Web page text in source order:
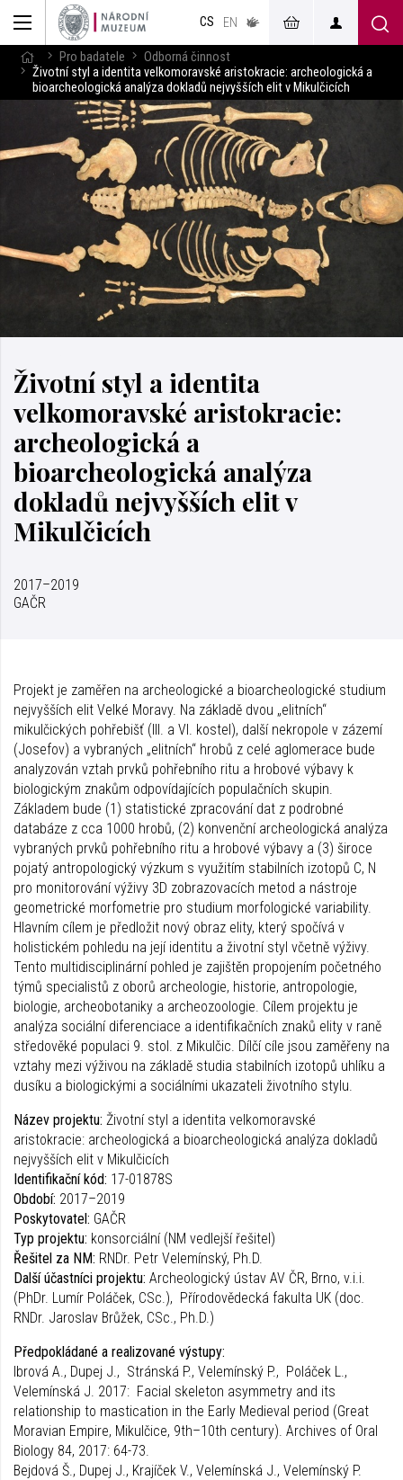
CS EN
v českém
jazyce
Pro badatele
Odborná činnost
Životní styl a identita velkomoravské aristokracie: archeologická a
bioarcheologická analýza dokladů nejvyšších elit v Mikulčicích
Životní styl a identita
velkomoravské aristokracie:
archeologická a
bioarcheologická analýza
dokladů nejvyšších elit v
Mikulčicích
2017–2019
GAČR
Projekt je zaměřen na archeologické a bioarcheologické studium
nejvyšších elit Velké Moravy. Na základě dvou „elitních“
mikulčických pohřebišť (III. a VI. kostel), další nekropole v zázemí
(Josefov) a vybraných „elitních“ hrobů z celé aglomerace bude
analyzován vztah prvků pohřebního ritu a hrobové výbavy k
biologickým znakům odpovídajících populačních skupin.
Základem bude (1) statistické zpracování dat z podrobné
databáze z cca 1000 hrobů, (2) konvenční archeologická analýza
vybraných prvků pohřebního ritu a hrobové výbavy a (3) široce
pojatý antropologický výzkum s využitím stabilních izotopů C, N
pro monitorování výživy 3D zobrazovacích metod a nástroje
geometrické morfometrie pro studium morfologické variability.
Hlavním cílem je předložit nový obraz elity, který spočívá v
holistickém pohledu na její identitu a životní styl včetně výživy.
Tento multidisciplinární pohled je zajištěn propojením početného
týmů specialistů z oborů archeologie, historie, antropologie,
biologie, archeobotaniky a archeozoologie. Cílem projektu je
analýza sociální diferenciace a identifikačních znaků elity v raně
středověké populaci 9. stol. z Mikulčic. Dílčí cíle jsou zaměřeny na
vztahy mezi výživou na základě studia stabilních izotopů uhlíku a
dusíku a biologickými a sociálními ukazateli životního stylu.
Název projektu: Životní styl a identita velkomoravské
aristokracie: archeologická a bioarcheologická analýza dokladů
nejvyšších elit v Mikulčicích
Identifikační kód: 17-01878S
Období: 2017–2019
Poskytovatel: GAČR
Typ projektu: konsorciální (NM vedlejší řešitel)
Řešitel za NM: RNDr. Petr Velemínský, Ph.D.
Další účastníci projektu: Archeologický ústav AV ČR, Brno, v.i.i.
(PhDr. Lumír Poláček, CSc.), Přírodovědecká fakulta UK (doc.
RNDr. Jaroslav Brůžek, CSc., Ph.D.)
Předpokládané a realizované výstupy:
Ibrová A., Dupej J., Stránská P., Velemínský P., Poláček L.,
Velemínská J. 2017: Facial skeleton asymmetry and its
relationship to mastication in the Early Medieval period (Great
Moravian Empire, Mikulčice, 9th–10th century). Archives of Oral
Biology 84, 2017: 64-73.
Bejdová Š., Dupej J., Krajíček V., Velemínská J., Velemínský P.